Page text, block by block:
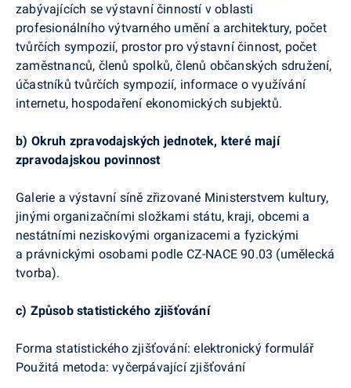
zabývajících se výstavní činností v oblasti
profesionálního výtvarného umění a architektury, počet
tvůrčích sympozií, prostor pro výstavní činnost, počet
zaměstnanců, členů spolků, členů občanských sdružení,
účastníků tvůrčích sympozií, informace o využívání
internetu, hospodaření ekonomických subjektů.
b) Okruh zpravodajských jednotek, které mají
zpravodajskou povinnost
Galerie a výstavní síně zřizované Ministerstvem kultury,
jinými organizačními složkami státu, kraji, obcemi a
nestátními neziskovými organizacemi a fyzickými
a právnickými osobami podle CZ-NACE 90.03 (umělecká
tvorba).
c) Způsob statistického zjišťování
Forma statistického zjišťování:elektronický formulář
Použitá metoda: vyčerpávající zjišťování